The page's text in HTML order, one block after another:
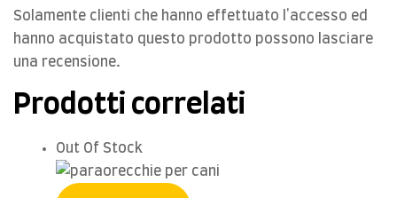
Solamente clienti che hanno effettuato l'accesso ed
hanno acquistato questo prodotto possono lasciare
una recensione.
Prodotti correlati
Out Of Stock